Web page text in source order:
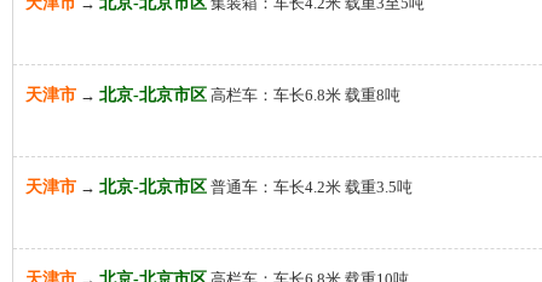
天津市 → 北京-北京市区 高栏车：车长6.8米 载重8吨
天津市 → 北京-北京市区 普通车：车长4.2米 载重3.5吨